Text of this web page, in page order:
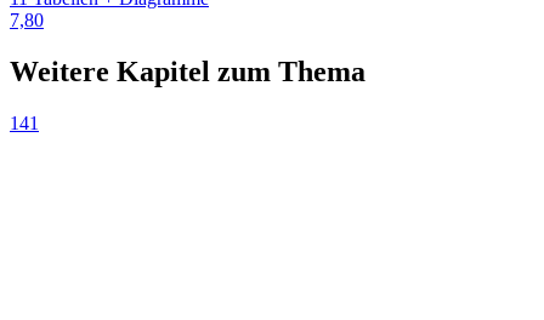
7,80
Weitere Kapitel zum Thema
141